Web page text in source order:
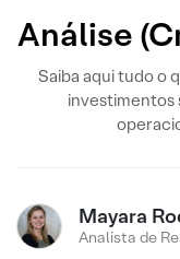
Análise
Saiba aqui tudo o
investimentos
Mayara
Analista de